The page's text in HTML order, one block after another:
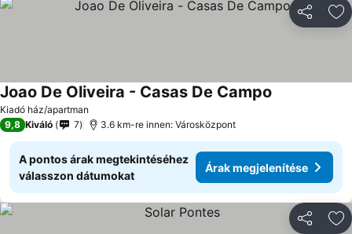
Kiadó ház/apartman
Joao De Oliveira - Casas De Campo
9,8 Kiváló 7 3.6 km-re innen: Városközpont
A pontos árak megtekintéséhez
válasszon dátumokat
Árak megjelenítése